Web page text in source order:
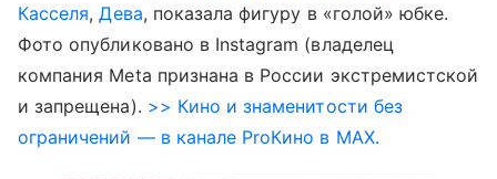
Касселя,Дева, показала фигуру в «голой» юбке.
Фото опубликовано в Instagram (владелец
компания Meta признана в России экстремистской
и запрещена). >> Кино и знаменитости без
ограничений — в канале ProКино в MAX.